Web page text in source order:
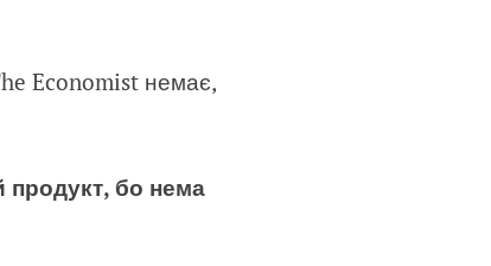
Economist немає,
продукт, бо нема